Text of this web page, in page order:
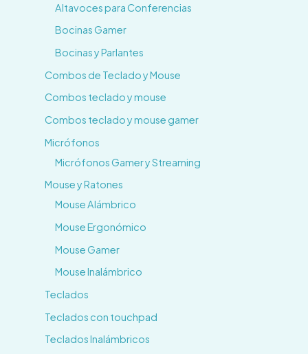
Altavoces para Conferencias
Bocinas Gamer
Bocinas y Parlantes
Combos de Teclado y Mouse
Combos teclado y mouse
Combos teclado y mouse gamer
Micrófonos
Micrófonos Gamer y Streaming
Mouse y Ratones
Mouse Alámbrico
Mouse Ergonómico
Mouse Gamer
Mouse Inalámbrico
Teclados
Teclados con touchpad
Teclados Inalámbricos